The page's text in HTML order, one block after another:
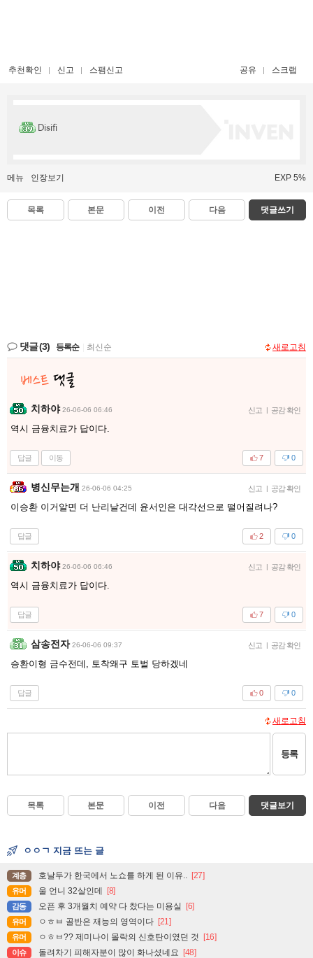
추천확인 신고 스팸신고 공유 스크랩
Disifi
메뉴 인장보기 EXP 5%
목록 본문 이전 다음 댓글쓰기
댓글(3) 등록순 최신순 새로고침
치하야 26-06-06 06:46 신고 | 공감 확인
역시 금융치료가 답이다.
답글 이동 0
7
병신무는개 26-06-06 04:25 신고 | 공감 확인
이승환 이거알면 더 난리날건데 윤서인은 대각선으로 떨어질려나?
답글 0
2
치하야 26-06-06 06:46 신고 | 공감 확인
역시 금융치료가 답이다.
답글 0
7
삼송전자 26-06-06 09:37 신고 | 공감 확인
승환이형 금수전데, 토착왜구 토벌 당하겠네
답글 0
0
새로고침
등록
목록 본문 이전 다음 댓글보기
ㅇㅇㄱ 지금 뜨는 글
계층 호날두가 한국에서 노쇼를 하게 된 이유.. [27]
유머 울 언니 32살인데 [8]
감동 오픈 후 3개월치 예약 다 찼다는 미용실 [6]
유머 ㅇㅎㅂ 골반은 재능의 영역이다 [21]
유머 ㅇㅎㅂ?? 제미나이 몰락의 신호탄이였던 것 [16]
이슈 돌려차기 피해자분이 많이 화나셨네요 [48]